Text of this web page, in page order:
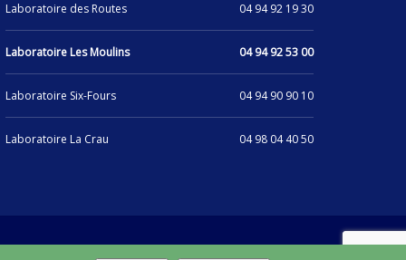
Laboratoire des Routes 04 94 92 19 30
Laboratoire Les Moulins 04 94 92 53 00
Laboratoire Six-Fours 04 94 90 90 10
Laboratoire La Crau 04 98 04 40 50